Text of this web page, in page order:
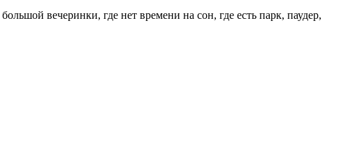
вечеринки, где нет времени на сон, где есть парк, паудер,